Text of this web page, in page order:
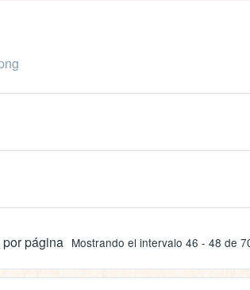
página Mostrando el intervalo 46 - 48 de